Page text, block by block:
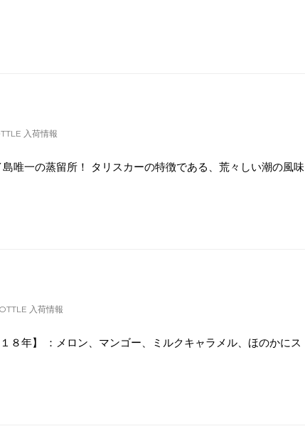
入荷情報
島唯一の蒸留所！ タリスカーの特徴である、荒々しい潮の風味
入荷情報
８年】 ：メロン、マンゴー、ミルクキャラメル、ほのかにス